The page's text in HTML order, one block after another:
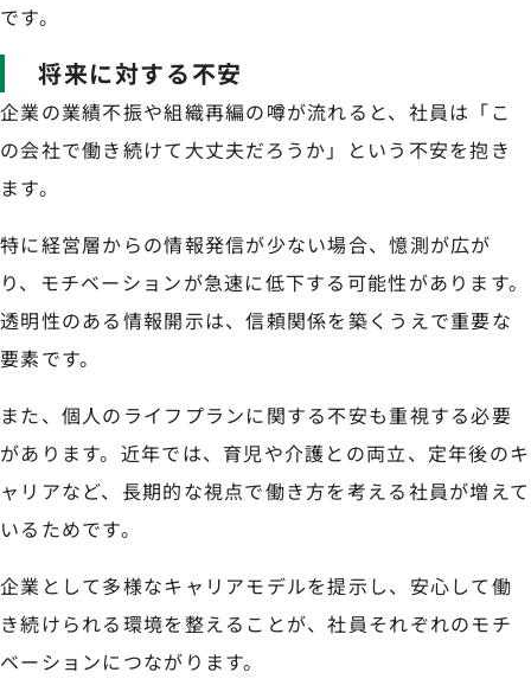
です。
将来に対する不安
企業の業績不振や組織再編の噂が流れると、社員は「こ
の会社で働き続けて大丈夫だろうか」という不安を抱き
ます。
特に経営層からの情報発信が少ない場合、憶測が広が
り、モチベーションが急速に低下する可能性があります。
透明性のある情報開示は、信頼関係を築くうえで重要な
要素です。
また、個人のライフプランに関する不安も重視する必要
があります。近年では、育児や介護との両立、定年後のキ
ャリアなど、長期的な視点で働き方を考える社員が増えて
いるためです。
企業として多様なキャリアモデルを提示し、安心して働
き続けられる環境を整えることが、社員それぞれのモチ
ベーションにつながります。